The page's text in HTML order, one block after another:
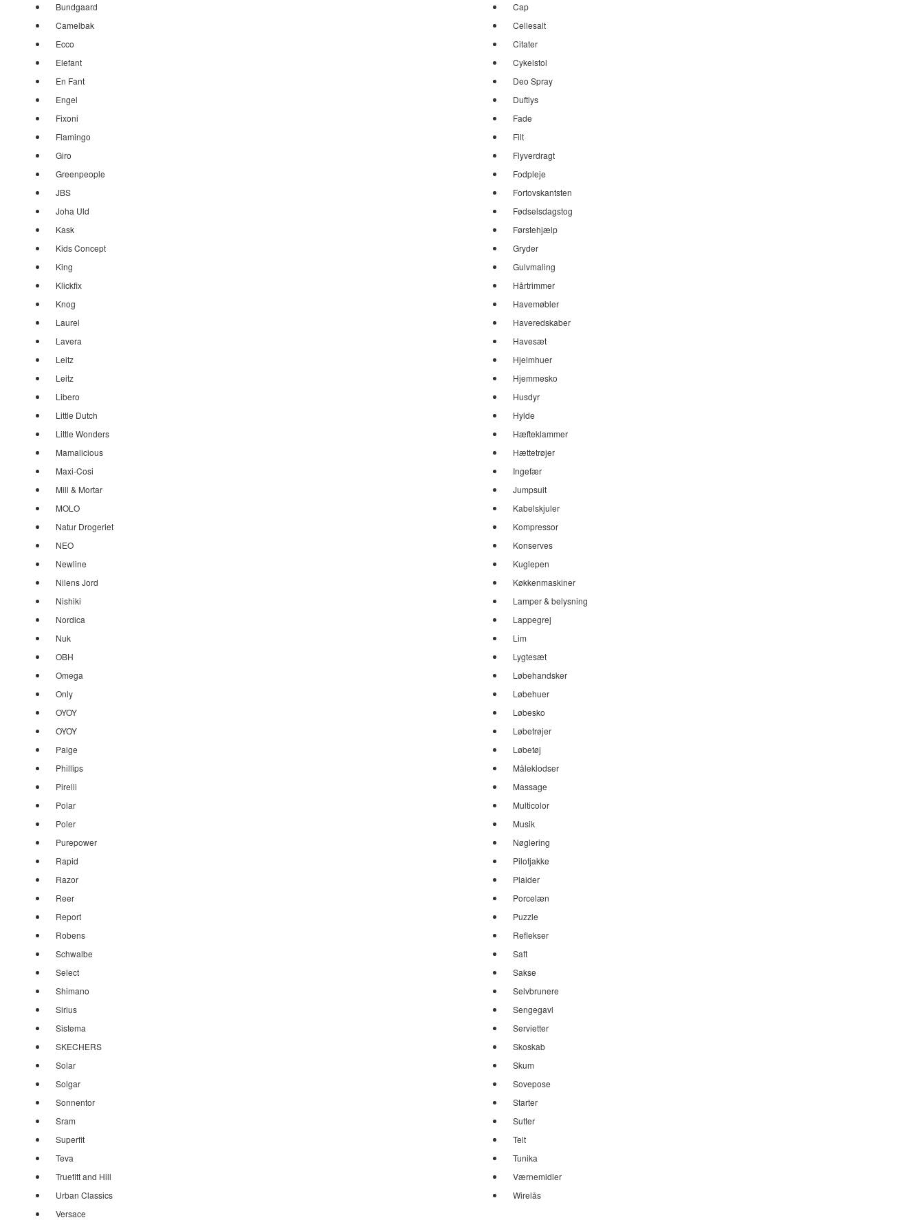
Bundgaard
Camelbak
Ecco
Elefant
En Fant
Engel
Fixoni
Flamingo
Giro
Greenpeople
JBS
Joha Uld
Kask
Kids Concept
King
Klickfix
Knog
Laurel
Lavera
Leitz
Leitz
Libero
Little Dutch
Little Wonders
Mamalicious
Maxi-Cosi
Mill & Mortar
MOLO
Natur Drogeriet
NEO
Newline
Nilens Jord
Nishiki
Nordica
Nuk
OBH
Omega
Only
OYOY
OYOY
Paige
Phillips
Pirelli
Polar
Poler
Purepower
Rapid
Razor
Reer
Report
Robens
Schwalbe
Select
Shimano
Sirius
Sistema
SKECHERS
Solar
Solgar
Sonnentor
Sram
Superfit
Teva
Truefitt and Hill
Urban Classics
Versace
Cap
Cellesalt
Citater
Cykelstol
Deo Spray
Duftlys
Fade
Filt
Flyverdragt
Fodpleje
Fortovskantsten
Fødselsdagstog
Førstehjælp
Gryder
Gulvmaling
Hårtrimmer
Havemøbler
Haveredskaber
Havesæt
Hjelmhuer
Hjemmesko
Husdyr
Hylde
Hæfteklammer
Hættetrøjer
Ingefær
Jumpsuit
Kabelskjuler
Kompressor
Konserves
Kuglepen
Køkkenmaskiner
Lamper & belysning
Lappegrej
Lim
Lygtesæt
Løbehandsker
Løbehuer
Løbesko
Løbetrøjer
Løbetøj
Måleklodser
Massage
Multicolor
Musik
Nøglering
Pilotjakke
Plaider
Porcelæn
Puzzle
Reflekser
Saft
Sakse
Selvbrunere
Sengegavl
Servietter
Skoskab
Skum
Sovepose
Starter
Sutter
Telt
Tunika
Værnemidler
Wirelås